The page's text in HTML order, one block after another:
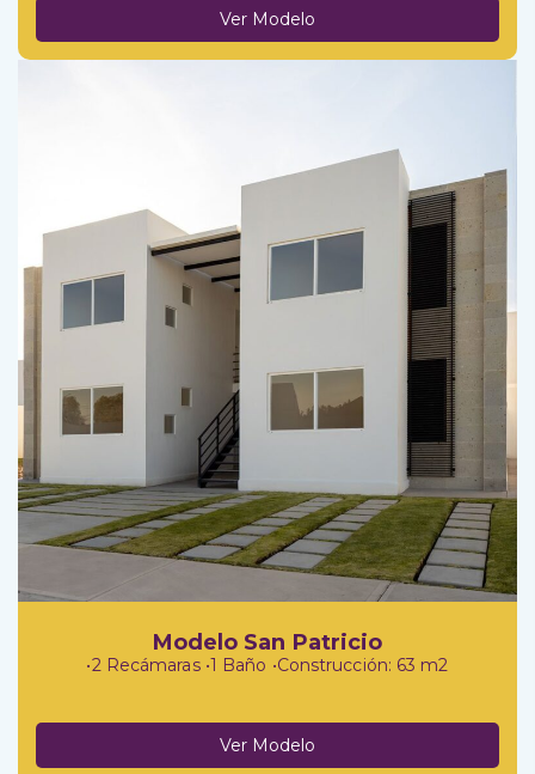
Ver Modelo
Modelo San Patricio
•2 Recámaras •1 Baño •Construcción: 63 m2
Ver Modelo